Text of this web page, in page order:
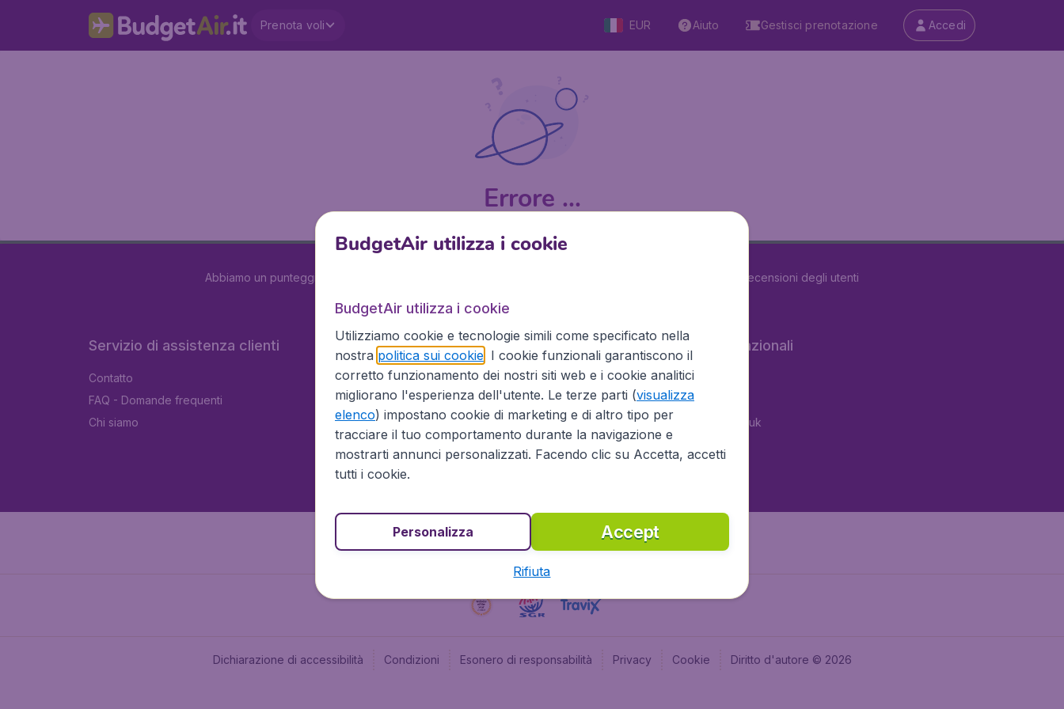
Prenota voli EUR Aiuto Gestisci prenotazione Accedi
Errore ...
Abbiamo un punteggio di recensioni degli utenti
Servizio di assistenza clienti
Contatto
FAQ - Domande frequenti
Chi siamo
BudgetAir.it
Affiliazioni
Informazioni Legali
Opportunità professionali
Siti internazionali
BudgetAir.es
BudgetAir.fr
BudgetAir.co.uk
Dichiarazione di accessibilità Condizioni Esonero di responsabilità Privacy Cookie Diritto d'autore © 2026
BudgetAir utilizza i cookie
BudgetAir utilizza i cookie
Utilizziamo cookie e tecnologie simili come specificato nella
nostra politica sui cookie. I cookie funzionali garantiscono il
corretto funzionamento dei nostri siti web e i cookie analitici
migliorano l'esperienza dell'utente. Le terze parti (visualizza
elenco) impostano cookie di marketing e di altro tipo per
tracciare il tuo comportamento durante la navigazione e
mostrarti annunci personalizzati. Facendo clic su Accetta, accetti
tutti i cookie.
Accept
Personalizza
Rifiuta